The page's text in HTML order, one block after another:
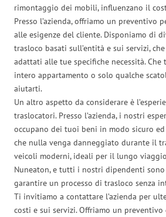
rimontaggio dei mobili, influenzano il
Presso l’azienda, offriamo un preventivo
alle esigenze del cliente. Disponiamo di
trasloco basati sull’entità e sui servizi,
adattati alle tue specifiche necessità.
intero appartamento o solo qualche
aiutarti.
Un altro aspetto da considerare è
traslocatori. Presso l’azienda, i nostri
occupano dei tuoi beni in modo sicuro ed
che nulla venga danneggiato durante il
veicoli moderni, ideali per il lungo
Nuneaton, e tutti i nostri dipendenti
garantire un processo di trasloco senza
Ti invitiamo a contattare l’azienda per
costi e sui servizi. Offriamo un preventivo